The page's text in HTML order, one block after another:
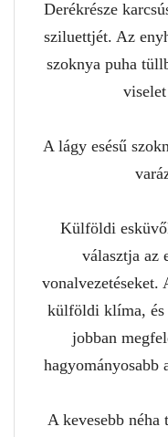
Derékrésze
sziluettjét. Az
szoknya puha
A lágy esésű
Külföldi
választja az
vonalvezetéseket.
külföldi klíma, és
jobban
hagyományosabb
A kevesebb